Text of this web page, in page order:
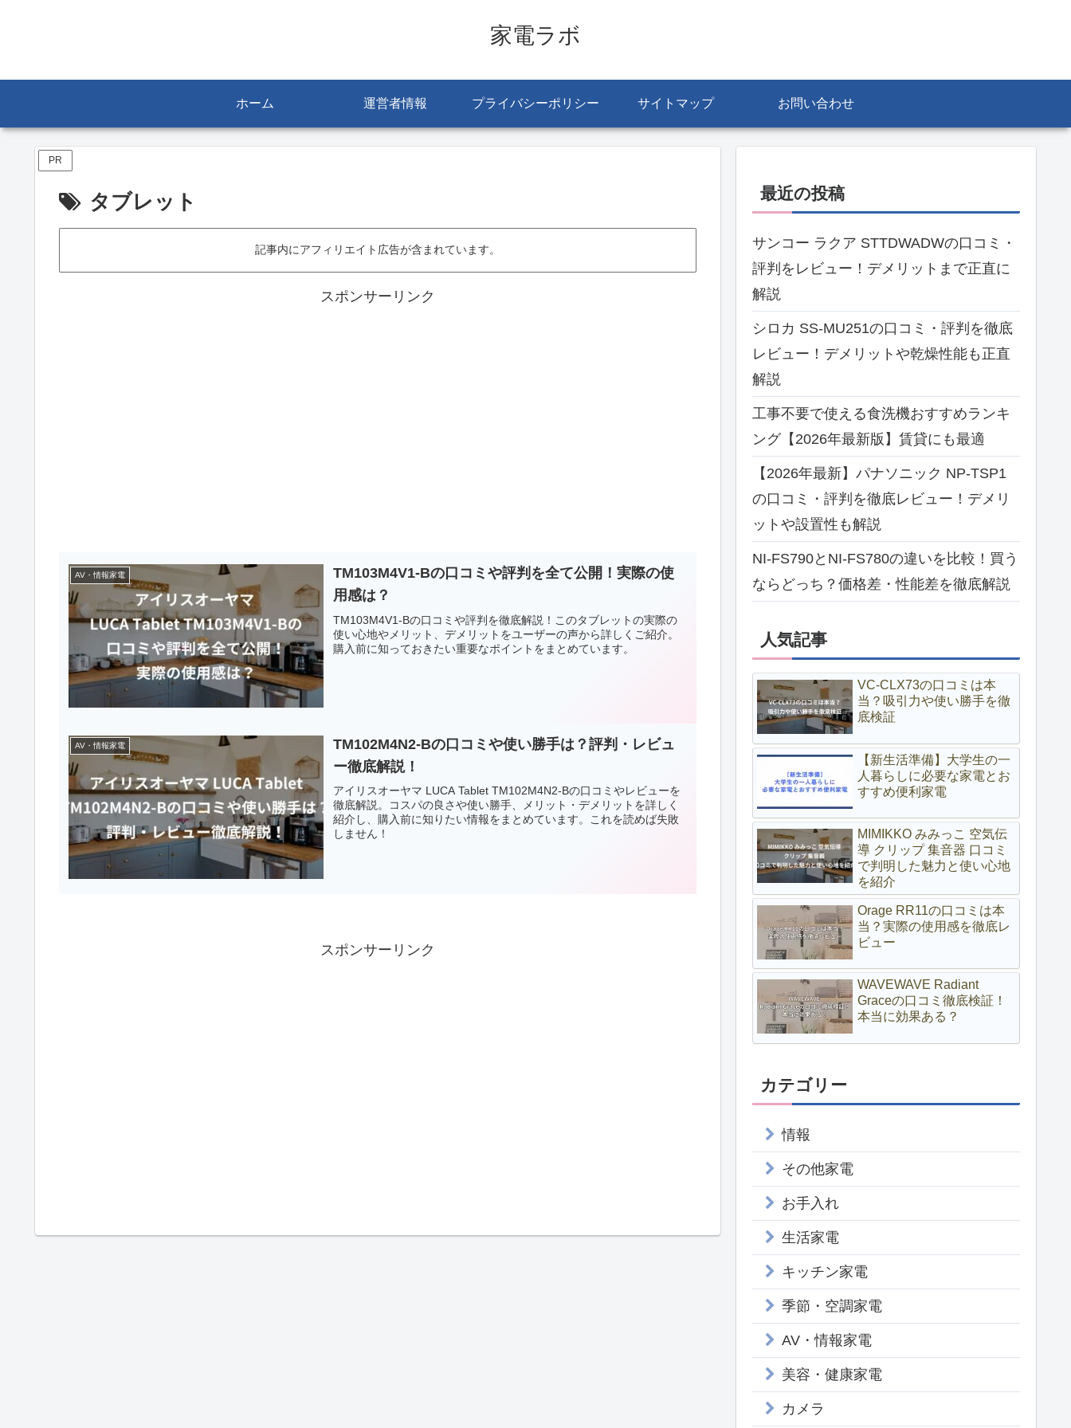
家電ラボ
ホーム 運営者情報 プライバシーポリシー サイトマップ お問い合わせ
PR
タブレット
記事内にアフィリエイト広告が含まれています。
スポンサーリンク
AV・情報家電
TM103M4V1-Bの口コミや評判を全て公開！実際の使
用感は？
TM103M4V1-Bの口コミや評判を徹底解説！このタブレットの実際の
使い心地やメリット、デメリットをユーザーの声から詳しくご紹介。
購入前に知っておきたい重要なポイントをまとめています。
AV・情報家電
TM102M4N2-Bの口コミや使い勝手は？評判・レビュ
ー徹底解説！
アイリスオーヤマ LUCA Tablet TM102M4N2-Bの口コミやレビューを
徹底解説。コスパの良さや使い勝手、メリット・デメリットを詳しく
紹介し、購入前に知りたい情報をまとめています。これを読めば失敗
しません！
スポンサーリンク
最近の投稿
サンコー ラクア STTDWADWの口コミ・
評判をレビュー！デメリットまで正直に
解説
シロカ SS-MU251の口コミ・評判を徹底
レビュー！デメリットや乾燥性能も正直
解説
工事不要で使える食洗機おすすめランキ
ング【2026年最新版】賃貸にも最適
【2026年最新】パナソニック NP-TSP1
の口コミ・評判を徹底レビュー！デメリ
ットや設置性も解説
NI-FS790とNI-FS780の違いを比較！買う
ならどっち？価格差・性能差を徹底解説
人気記事
VC-CLX73の口コミは本
当？吸引力や使い勝手を徹
底検証
【新生活準備】大学生の一
人暮らしに必要な家電とお
すすめ便利家電
MIMIKKO みみっこ 空気伝
導 クリップ 集音器 口コミ
で判明した魅力と使い心地
を紹介
Orage RR11の口コミは本
当？実際の使用感を徹底レ
ビュー
WAVEWAVE Radiant
Graceの口コミ徹底検証！
本当に効果ある？
カテゴリー
情報
その他家電
お手入れ
生活家電
キッチン家電
季節・空調家電
AV・情報家電
美容・健康家電
カメラ